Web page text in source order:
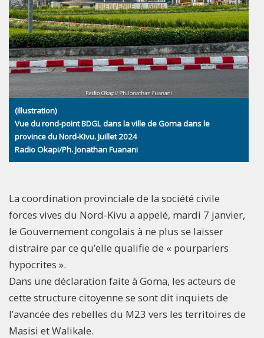
(Illustration)
Vue du rond-point BDGL dans la ville de Goma dans le
province du Nord-Kivu. Juillet 2024
Radio Okapi/Ph. Jonathan Fuanani
La coordination provinciale de la société civile
forces vives du Nord-Kivu a appelé, mardi 7 janvier,
le Gouvernement congolais à ne plus se laisser
distraire par ce qu’elle qualifie de « pourparlers
hypocrites ».
Dans une déclaration faite à Goma, les acteurs de
cette structure citoyenne se sont dit inquiets de
l’avancée des rebelles du M23 vers les territoires de
Masisi et Walikale.